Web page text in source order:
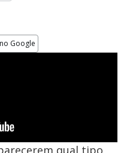
Google
qual tipo